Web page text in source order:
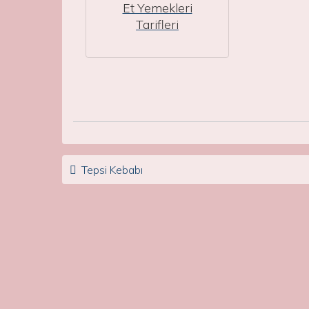
Et Yemekleri
Tarifleri
Post navigation
Tepsi Kebabı